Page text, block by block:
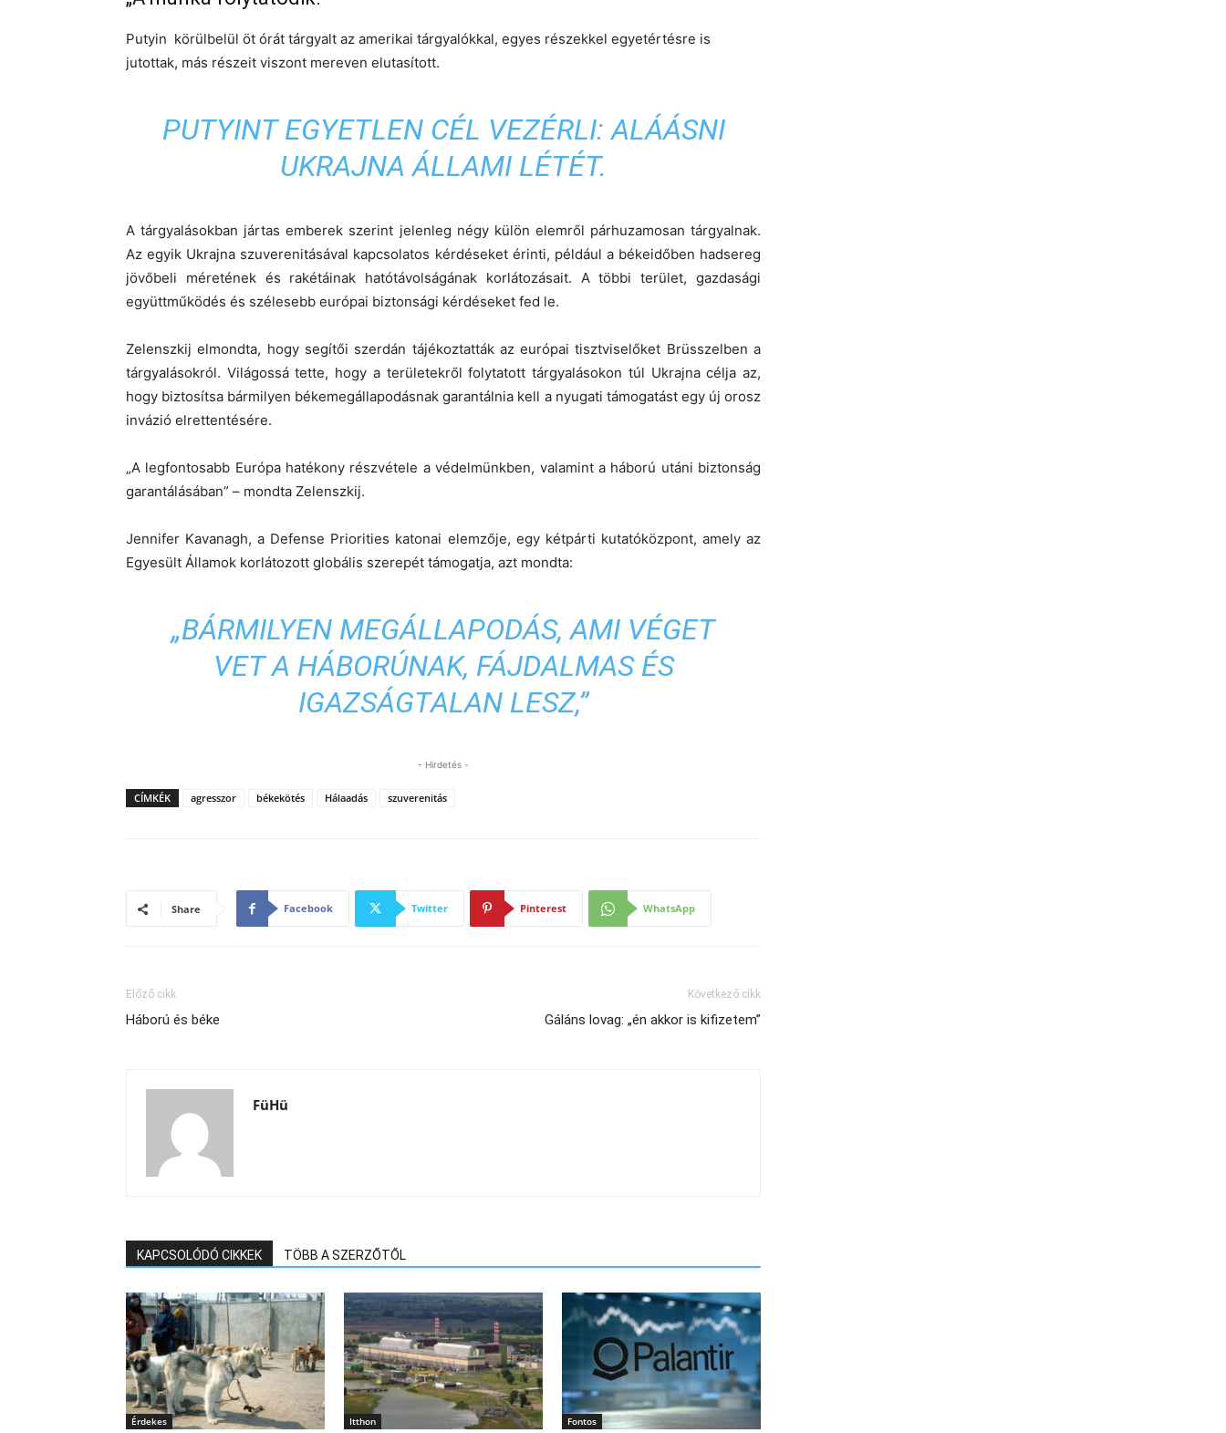
Putyin körülbelül öt órát tárgyalt az amerikai tárgyalókkal, egyes részekkel egyetértésre is
jutottak, más részeit viszont mereven elutasított.
PUTYINT EGYETLEN CÉL VEZÉRLI: ALÁÁSNI
UKRAJNA ÁLLAMI LÉTÉT.
A tárgyalásokban jártas emberek szerint jelenleg négy külön elemről párhuzamosan tárgyalnak.
Az egyik Ukrajna szuverenitásával kapcsolatos kérdéseket érinti, például a békeidőben hadsereg
jövőbeli méretének és rakétáinak hatótávolságának korlátozásait. A többi terület, gazdasági
együttműködés és szélesebb európai biztonsági kérdéseket fed le.
Zelenszkij elmondta, hogy segítői szerdán tájékoztatták az európai tisztviselőket Brüsszelben a
tárgyalásokról. Világossá tette, hogy a területekről folytatott tárgyalásokon túl Ukrajna célja az,
hogy biztosítsa bármilyen békemegállapodásnak garantálnia kell a nyugati támogatást egy új orosz
invázió elrettentésére.
„A legfontosabb Európa hatékony részvétele a védelmünkben, valamint a háború utáni biztonság
garantálásában” – mondta Zelenszkij.
Jennifer Kavanagh, a Defense Priorities katonai elemzője, egy kétpárti kutatóközpont, amely az
Egyesült Államok korlátozott globális szerepét támogatja, azt mondta:
„BÁRMILYEN MEGÁLLAPODÁS, AMI VÉGET
VET A HÁBORÚNAK, FÁJDALMAS ÉS
IGAZSÁGTALAN LESZ,”
- Hirdetés -
CÍMKÉK agresszor békekötés Hálaadás szuverenitás
Share Facebook Twitter Pinterest WhatsApp
Előző cikk
Háború és béke
Következő cikk
Gáláns lovag: „én akkor is kifizetem”
FüHü
KAPCSOLÓDÓ CIKKEK TÖBB A SZERZŐTŐL
Érdekes Itthon Fontos